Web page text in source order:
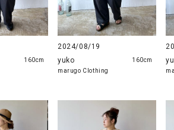
160cm
2024/08/19
yuko
marugo Clothing
160cm